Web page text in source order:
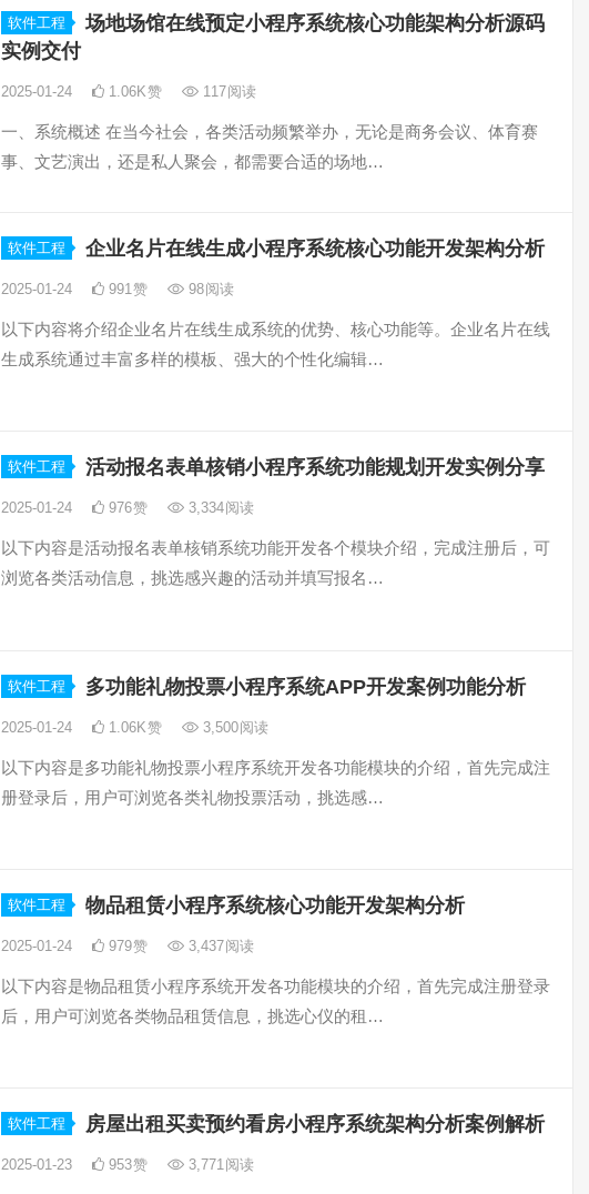
软件工程
场地场馆在线预定小程序系统核心功能架构分析源码
实例交付
2025-01-24 1.06K赞 117阅读
一、系统概述 在当今社会，各类活动频繁举办，无论是商务会议、体育赛
事、文艺演出，还是私人聚会，都需要合适的场地…
软件工程 企业名片在线生成小程序系统核心功能开发架构分析
2025-01-24 991赞 98阅读
以下内容将介绍企业名片在线生成系统的优势、核心功能等。企业名片在线
生成系统通过丰富多样的模板、强大的个性化编辑…
软件工程 活动报名表单核销小程序系统功能规划开发实例分享
2025-01-24 976赞 3,334阅读
以下内容是活动报名表单核销系统功能开发各个模块介绍，完成注册后，可
浏览各类活动信息，挑选感兴趣的活动并填写报名…
软件工程 多功能礼物投票小程序系统APP开发案例功能分析
2025-01-24 1.06K赞 3,500阅读
以下内容是多功能礼物投票小程序系统开发各功能模块的介绍，首先完成注
册登录后，用户可浏览各类礼物投票活动，挑选感…
软件工程 物品租赁小程序系统核心功能开发架构分析
2025-01-24 979赞 3,437阅读
以下内容是物品租赁小程序系统开发各功能模块的介绍，首先完成注册登录
后，用户可浏览各类物品租赁信息，挑选心仪的租…
软件工程 房屋出租买卖预约看房小程序系统架构分析案例解析
2025-01-23 953赞 3,771阅读